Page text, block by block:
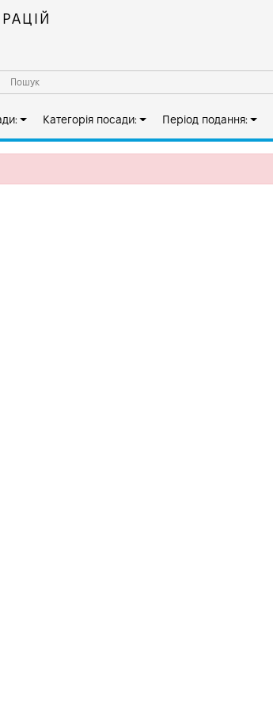
Категорія посади: Період подання: